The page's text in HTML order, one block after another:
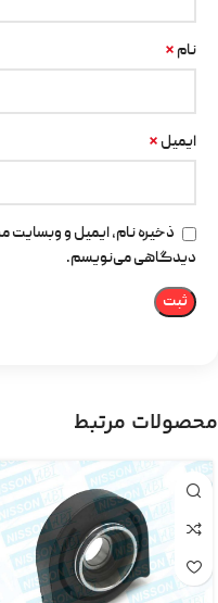
نام *
ایمیل *
ذخیره نام، ایمیل و وبسایت
دیدگاهی می‌نویسم.
محصولات مرتبط